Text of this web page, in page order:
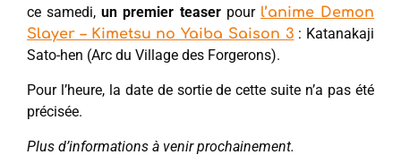
ce samedi,un premier teaserpour l’anime Demon
Slayer – Kimetsu no Yaiba Saison 3 : Katanakaji
Sato-hen (Arc du Village des Forgerons).
Pour l’heure, la date de sortie de cette suite n’a pas été
précisée.
Plus d’informations à venir prochainement.